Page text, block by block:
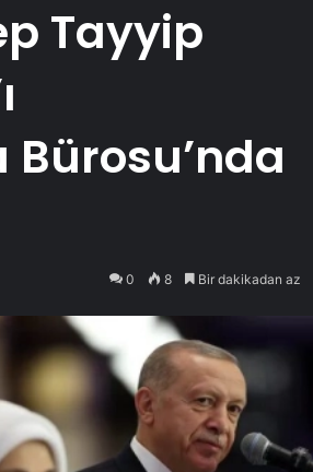
Tayyip
0 8 Bir dakikadan az